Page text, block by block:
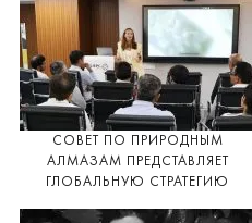
СОВЕТ ПО ПРИРОДНЫМ
АЛМАЗАМ ПРЕДСТАВЛЯЕТ
ГЛОБАЛЬНУЮ СТРАТЕГИЮ